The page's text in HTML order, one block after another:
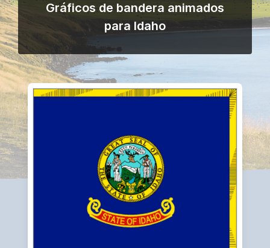
Gráficos de bandera animados
para Idaho